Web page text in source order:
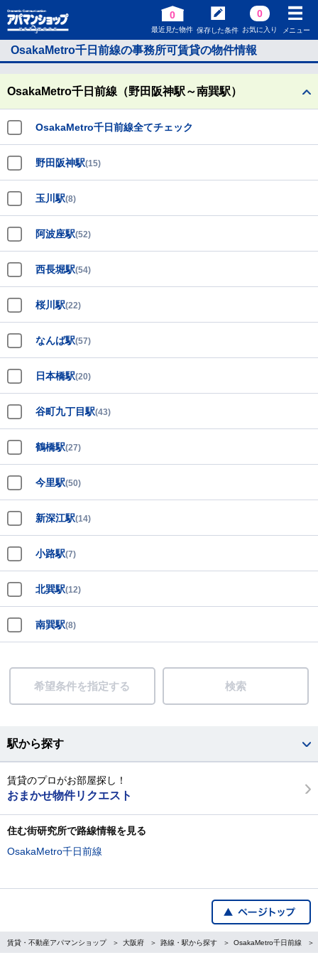
0
最近見た物件 保存した条件
0
お気に入り メニュー
OsakaMetro千日前線の事務所可賃貸の物件情報
OsakaMetro千日前線（野田阪神駅～南巽駅）
OsakaMetro千日前線全てチェック
野田阪神駅(15)
玉川駅(8)
阿波座駅(52)
西長堀駅(54)
桜川駅(22)
なんば駅(57)
日本橋駅(20)
谷町九丁目駅(43)
鶴橋駅(27)
今里駅(50)
新深江駅(14)
小路駅(7)
北巽駅(12)
南巽駅(8)
希望条件を指定する 検索
駅から探す
賃貸のプロがお部屋探し！
おまかせ物件リクエスト
住む街研究所で路線情報を見る
OsakaMetro千日前線
賃貸・不動産アパマンショップ 大阪府 路線・駅から探す OsakaMetro千日前線